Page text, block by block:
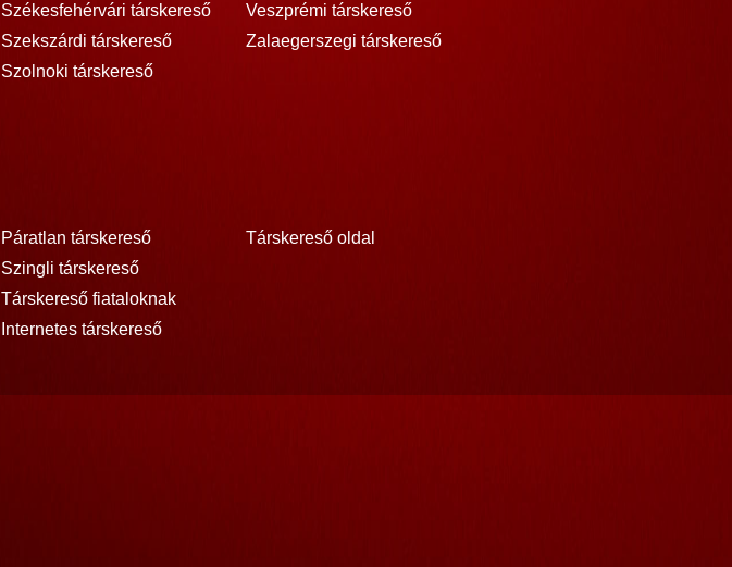
Székesfehérvári társkereső
Szekszárdi társkereső
Szolnoki társkereső
Veszprémi társkereső
Zalaegerszegi társkereső
Páratlan társkereső
Szingli társkereső
Társkereső fiataloknak
Internetes társkereső
Társkereső oldal